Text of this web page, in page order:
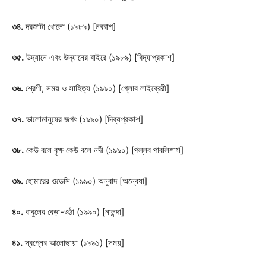
৩৪.দরজাটা খোলো (১৯৮৯) [নবরাগ]
৩৫. উদ্যানে এবং উদ্যানের বাইরে (১৯৮৯) [বিদ্যাপ্রকাশ]
৩৬. শ্রেণী, সময় ও সাহিত্য (১৯৯০) [গ্লোব লাইব্রেরী]
৩৭. ভালোমানুষের জগৎ (১৯৯০) [দিব্যপ্রকাশ]
৩৮. কেউ বলে বৃক্ষ কেউ বলে নদী (১৯৯০) [পল্লব পাবলিশার্স]
৩৯. হোমারের ওডেসি (১৯৯০) অনুবাদ [অন্বেষা]
৪০. বাবুলের বেড়া-ওঠা (১৯৯০) [নালন্দা]
৪১.স্বপ্নের আলোছায়া (১৯৯১) [সময়]